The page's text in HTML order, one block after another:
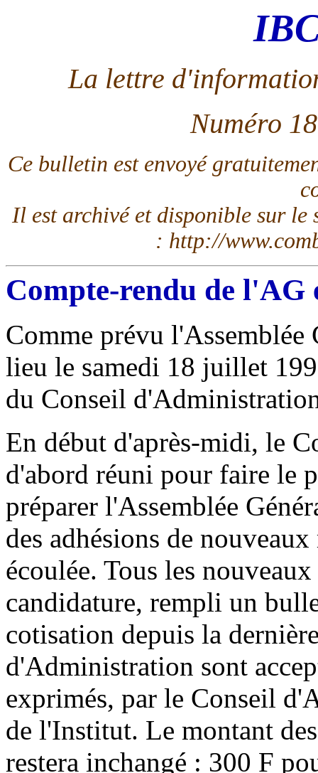
La lettre
Numéro
Ce bulletin est envoyé
Il est archivé et disponible sur le
: http://
Compte-rendu de l'AG
Comme prévu l'Assemblée
lieu le samedi 18 juillet
du Conseil
En début d'après-midi, le
d'abord réuni pour faire le
préparer l'Assemblée
des adhésions de
écoulée. Tous les
candidature, rempli un
cotisation depuis la
d'Administration sont
exprimés, par le Conseil
de l'Institut. Le montant
restera inchangé : 300 F